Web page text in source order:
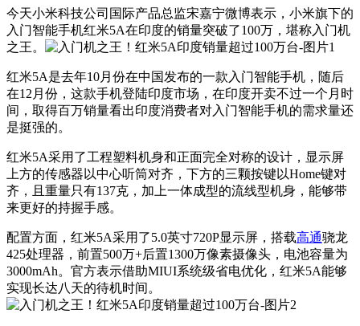
今天小米科技公司国际产品总监宋嘉宁微博表示，小米旗下的
入门智能手机红米5A在印度的销量突破了100万，堪称入门机
之王。
红米5A是去年10月份在中国发布的一款入门智能手机，随后
在12月份，这款手机登陆印度市场，在印度开卖不过一个月时
间，取得百万销量看出印度消费者对入门智能手机的需求量还
是挺强的。
红米5A采用了工程塑料机身和正面完全对称的设计，显示屏
上方的传感器以中心听筒对齐，下方的三颗按键以Home键对
齐，且重量只有137克，加上一体成型的流线型机身，能够带
来更好的持握手感。
配置方面，红米5A采用了5.0英寸720P显示屏，搭载高通骁龙
425处理器，前置500万+后置1300万像素摄像头，电池容量为
3000mAh。官方表示借助MIUI系统级省电优化，红米5A能够
实现长达八天的待机时间。